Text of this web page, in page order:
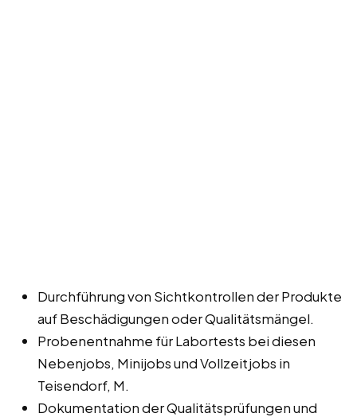
Durchführung von Sichtkontrollen der Produkte
auf Beschädigungen oder Qualitätsmängel.
Probenentnahme für Labortests bei diesen
Nebenjobs, Minijobs und Vollzeitjobs in
Teisendorf, M.
Dokumentation der Qualitätsprüfungen und